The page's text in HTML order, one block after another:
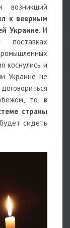
к веерным
Украине. И
коснулись и
Украине не
то в
страны
сидеть